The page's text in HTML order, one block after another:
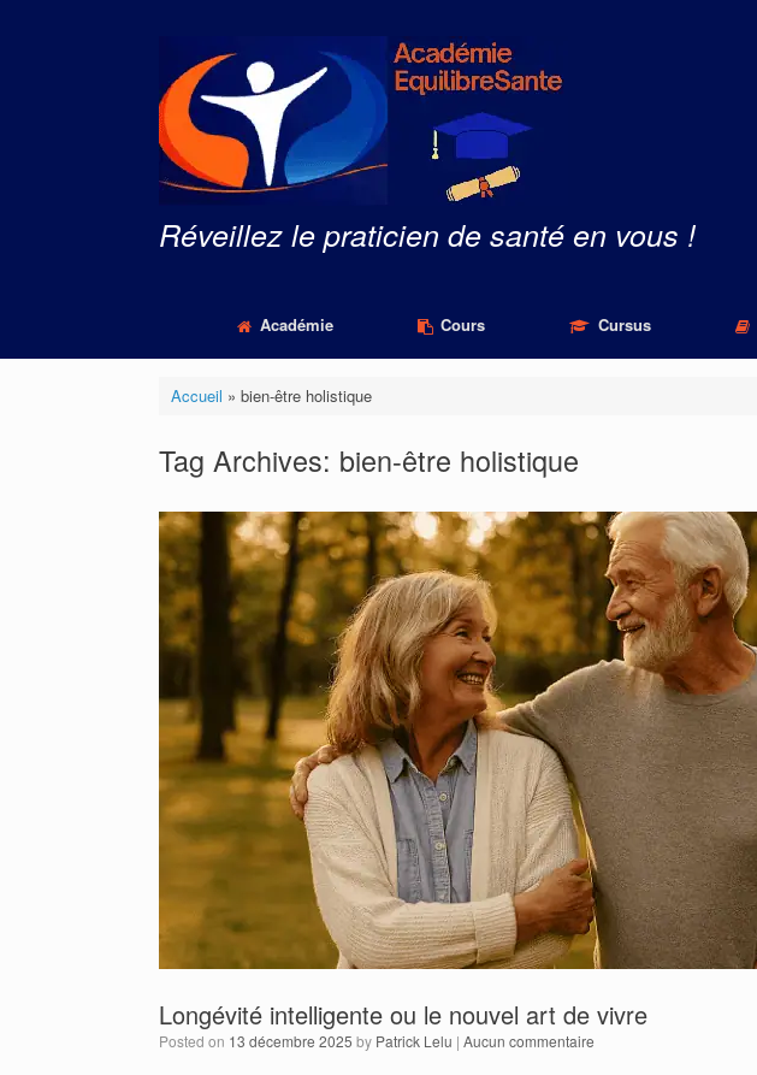
Réveillez le praticien de santé en vous !
Académie Cours Cursus
Accueil » bien-être holistique
Tag Archives: bien-être holistique
Longévité intelligente ou le nouvel art de vivre
Posted on 13 décembre 2025 by Patrick Lelu | Aucun commentaire